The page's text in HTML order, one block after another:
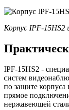
Корпус IPF-15HS2
IPF-15HS2 -
систем
по защите
прямое
нержавеющей